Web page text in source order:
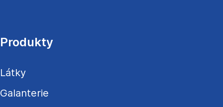
a
í
Produkty
Látky
Galanterie